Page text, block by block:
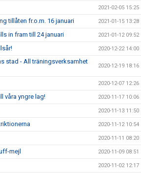
2021-02-05 15:25
tillåten fr.o.m. 16 januari 2021-01-15 13:28
in fram till 24 januari 2021-01-12 09:52
2020-12-22 14:00
stad - All träningsverksamhet
2020-12-19 18:16
2020-12-07 12:26
våra yngre lag! 2020-11-17 10:06
2020-11-13 11:50
2020-11-12 10:54
2020-11-11 08:20
mejl 2020-11-09 08:51
2020-11-02 12:17